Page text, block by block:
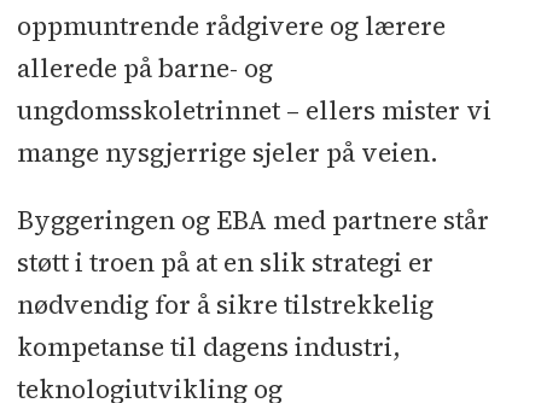
oppmuntrende rådgivere og lærere
allerede på barne- og
ungdomsskoletrinnet – ellers mister vi
mange nysgjerrige sjeler på veien.
Byggeringen og EBA med partnere står
støtt i troen på at en slik strategi er
nødvendig for å sikre tilstrekkelig
kompetanse til dagens industri,
teknologiutvikling og